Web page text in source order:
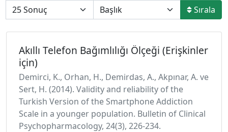
Sırala
Akıllı Telefon Bağımlılığı Ölçeği (Erişkinler
için)
Demirci, K., Orhan, H., Demirdas, A., Akpınar, A. ve
Sert, H. (2014). Validity and reliability of the
Turkish Version of the Smartphone Addiction
Scale in a younger population. Bulletin of Clinical
Psychopharmacology, 24(3), 226-234.